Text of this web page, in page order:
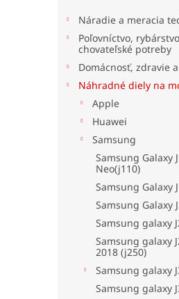
Náradie a meracia
Poľovníctvo,
chovateľské potreby
Domácnosť, zdravie
Náhradné diely na
Apple
Huawei
Samsung
Samsung Galaxy
Neo(j110)
Samsung Galaxy
Samsung Galaxy
Samsung galaxy
Samsung galaxy
2018 (j250)
Samsung galaxy
Samsung galaxy